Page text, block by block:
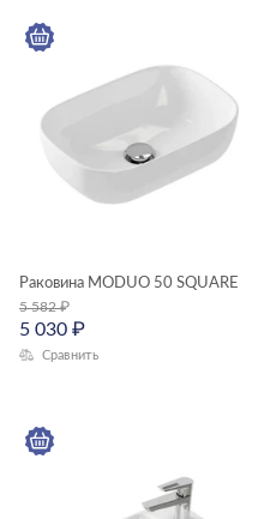
Раковина MODUO 50 SQUARE
5 582₽
5 030 ₽
Сравнить